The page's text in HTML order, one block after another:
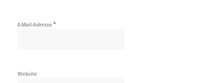
E-Mail-Adresse*
Website